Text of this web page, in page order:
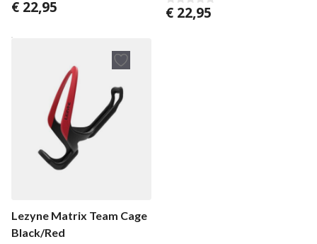
0
€ 22,95
0
€ 22,95
Lezyne Matrix Team Cage
Black/Red